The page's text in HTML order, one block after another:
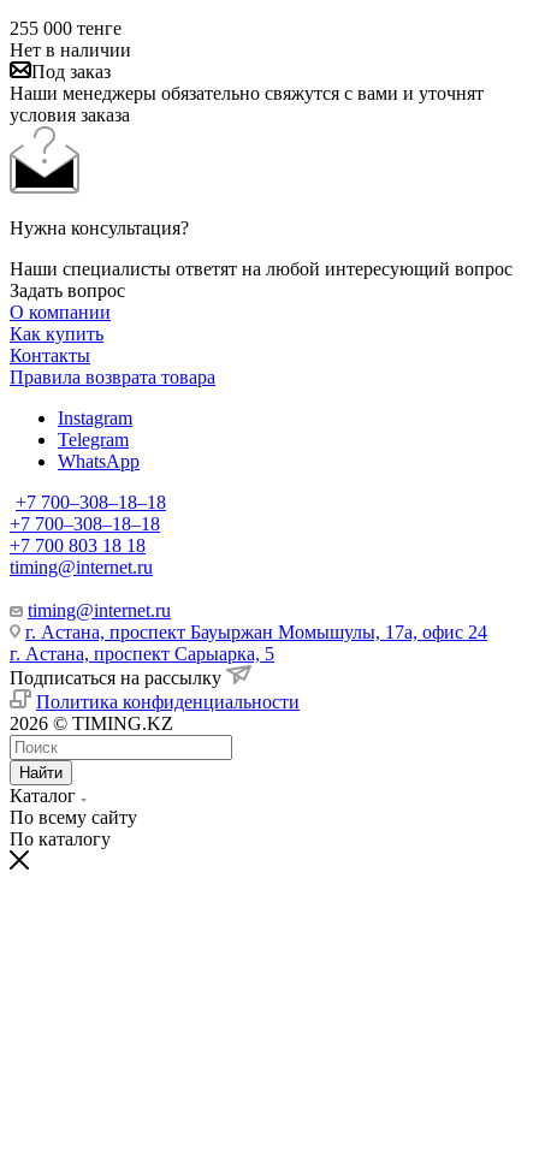
255 000 тенге
Нет в наличии
Под заказ
Наши менеджеры обязательно свяжутся с вами и уточнят
условия заказа
Нужна консультация?
Наши специалисты ответят на любой интересующий вопрос
Задать вопрос
О компании
Как купить
Контакты
Правила возврата товара
Instagram
Telegram
WhatsApp
+7 700‒308‒18‒18
+7 700‒308‒18‒18
+7 700 803 18 18
timing@internet.ru
timing@internet.ru
г. Астана, проспект Бауыржан Момышулы, 17а, офис 24
г. Астана, проспект Сарыарка, 5
Подписаться на рассылку
Политика конфиденциальности
2026 © TIMING.KZ
Найти
Каталог
По всему сайту
По каталогу